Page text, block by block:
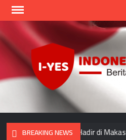
Skip
BREAKING NEWS
Indonesia Tbk Hadir di Makassar